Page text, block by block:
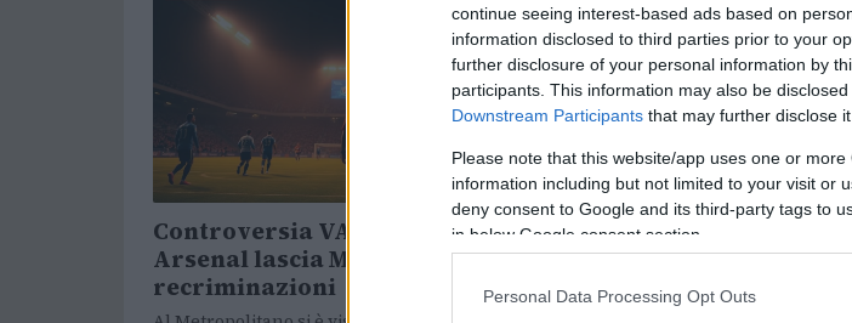
continue seeing interest-based ads based on
information disclosed to third parties prior to your
further disclosure of your personal information by
participants. This information may also be
Downstream Participants that may further disclose
Please note that this website/app uses one or
information including but not limited to your visit or
deny consent to Google and its third-party tags to
in below Google consent section.
Personal Data Processing Opt Outs
Controversia VAR e pari 1-1:
Arsenal lascia Madrid tra
recriminazioni
Musetti eliminato a
ragioni di una
Lorenzo Musetti esce